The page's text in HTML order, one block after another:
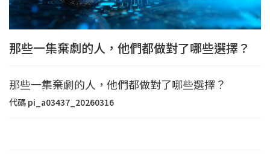
那些一集棄劇的人，他們都做對了哪些選擇？
那些一集棄劇的人，他們都做對了哪些選擇？
代碼 pi_a03437_20260316